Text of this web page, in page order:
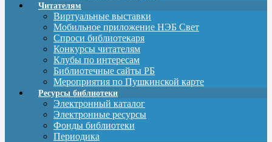
Читателям
Виртуальные выставки
Мобильное приложение НЭБ Свет
Спроси библиотекаря
Конкурсы читателям
Клубы по интересам
Библиотечные сайты РБ
Мероприятия по Пушкинской карте
Ресурсы библиотеки
Электронный каталог
Электронные ресурсы
Фонды библиотеки
Периодика